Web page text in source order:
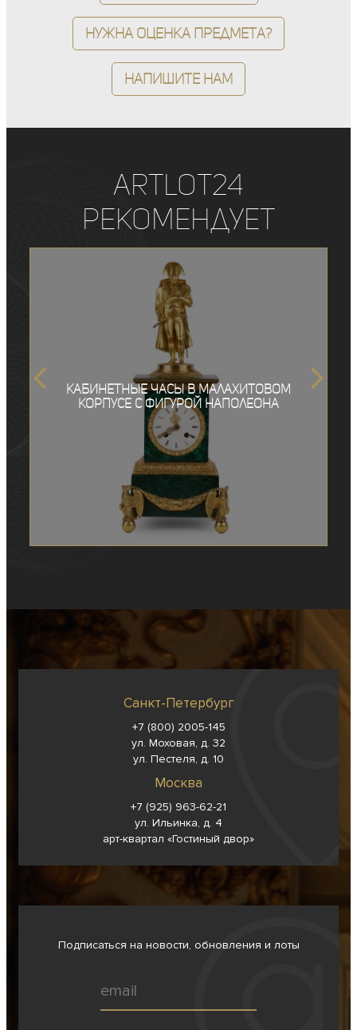
Нужна оценка предмета?
Напишите нам
ArtLot24
рекомендует
Кабинетные часы в малахитовом
корпусе с фигурой Наполеона
Санкт-Петербург
+7 (800) 2005-145
ул. Моховая, д. 32
ул. Пестеля, д. 10
Москва
+7 (925) 963-62-21
ул. Ильинка, д. 4
арт-квартал «Гостиный двор»
Подписаться на новости, обновления и лоты